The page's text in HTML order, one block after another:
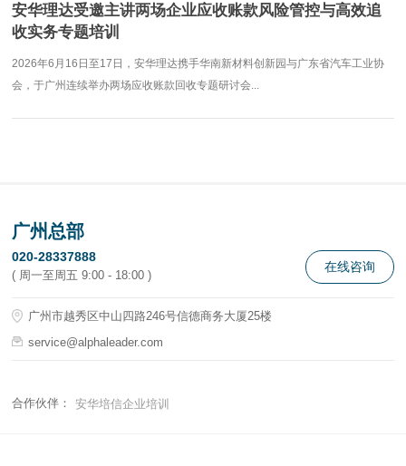
安华理达受邀主讲两场企业应收账款风险管控与高效追
收实务专题培训
2026年6月16日至17日，安华理达携手华南新材料创新园与广东省汽车工业协
会，于广州连续举办两场应收账款回收专题研讨会...
广州总部
020-28337888
( 周一至周五 9:00 - 18:00 )
在线咨询
广州市越秀区中山四路246号信德商务大厦25楼
service@alphaleader.com
合作伙伴： 安华培信企业培训